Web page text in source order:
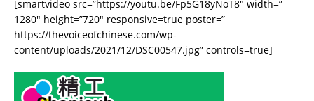
[smartvideo src=”https://youtu.be/Fp5G18yNoT8″ width=”
1280″ height=”720″ responsive=true poster=”
https://thevoiceofchinese.com/wp-
content/uploads/2021/12/DSC00547.jpg” controls=true]